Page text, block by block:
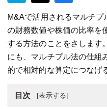
M&Aで活用されるマルチ
の財務数値や株価の比率を
する方法のことをさします
にも、マルチプル法の仕組
的で相対的な算定につなげ
目次